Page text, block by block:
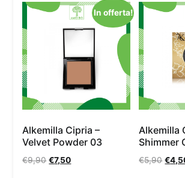
In offerta!
Alkemilla Cipria –
Velvet Powder 03
€9,90 €7,50
Alkemilla
Shimmer
€5,90 €